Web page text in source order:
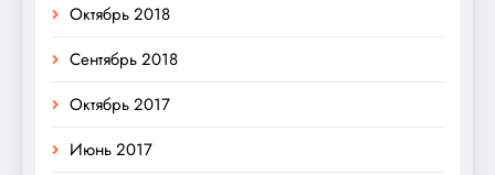
Октябрь 2018
Сентябрь 2018
Октябрь 2017
Июнь 2017